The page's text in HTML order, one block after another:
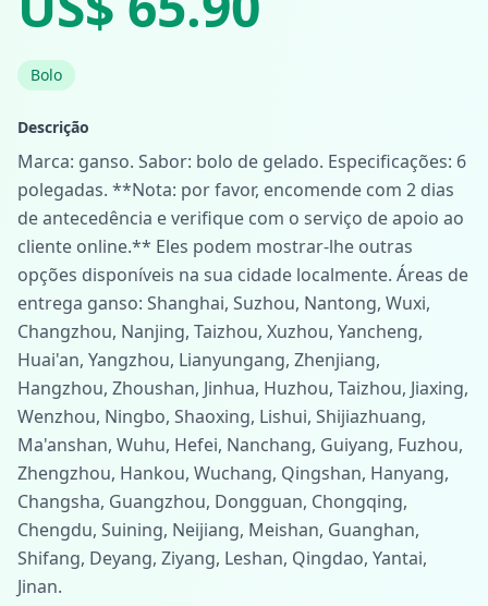
Bolo
Descrição
Marca: ganso. Sabor: bolo de gelado. Especificações: 6
polegadas. **Nota: por favor, encomende com 2 dias
de antecedência e verifique com o serviço de apoio ao
cliente online.** Eles podem mostrar-lhe outras
opções disponíveis na sua cidade localmente. Áreas de
entrega ganso: Shanghai, Suzhou, Nantong, Wuxi,
Changzhou, Nanjing, Taizhou, Xuzhou, Yancheng,
Huai'an, Yangzhou, Lianyungang, Zhenjiang,
Hangzhou, Zhoushan, Jinhua, Huzhou, Taizhou, Jiaxing,
Wenzhou, Ningbo, Shaoxing, Lishui, Shijiazhuang,
Ma'anshan, Wuhu, Hefei, Nanchang, Guiyang, Fuzhou,
Zhengzhou, Hankou, Wuchang, Qingshan, Hanyang,
Changsha, Guangzhou, Dongguan, Chongqing,
Chengdu, Suining, Neijiang, Meishan, Guanghan,
Shifang, Deyang, Ziyang, Leshan, Qingdao, Yantai,
Jinan.